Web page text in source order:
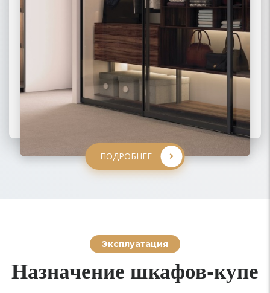
ПОДРОБНЕЕ
ПОДРОБНЕЕ
ПОДРОБНЕЕ
Эксплуатация
Назначение шкафов-купе